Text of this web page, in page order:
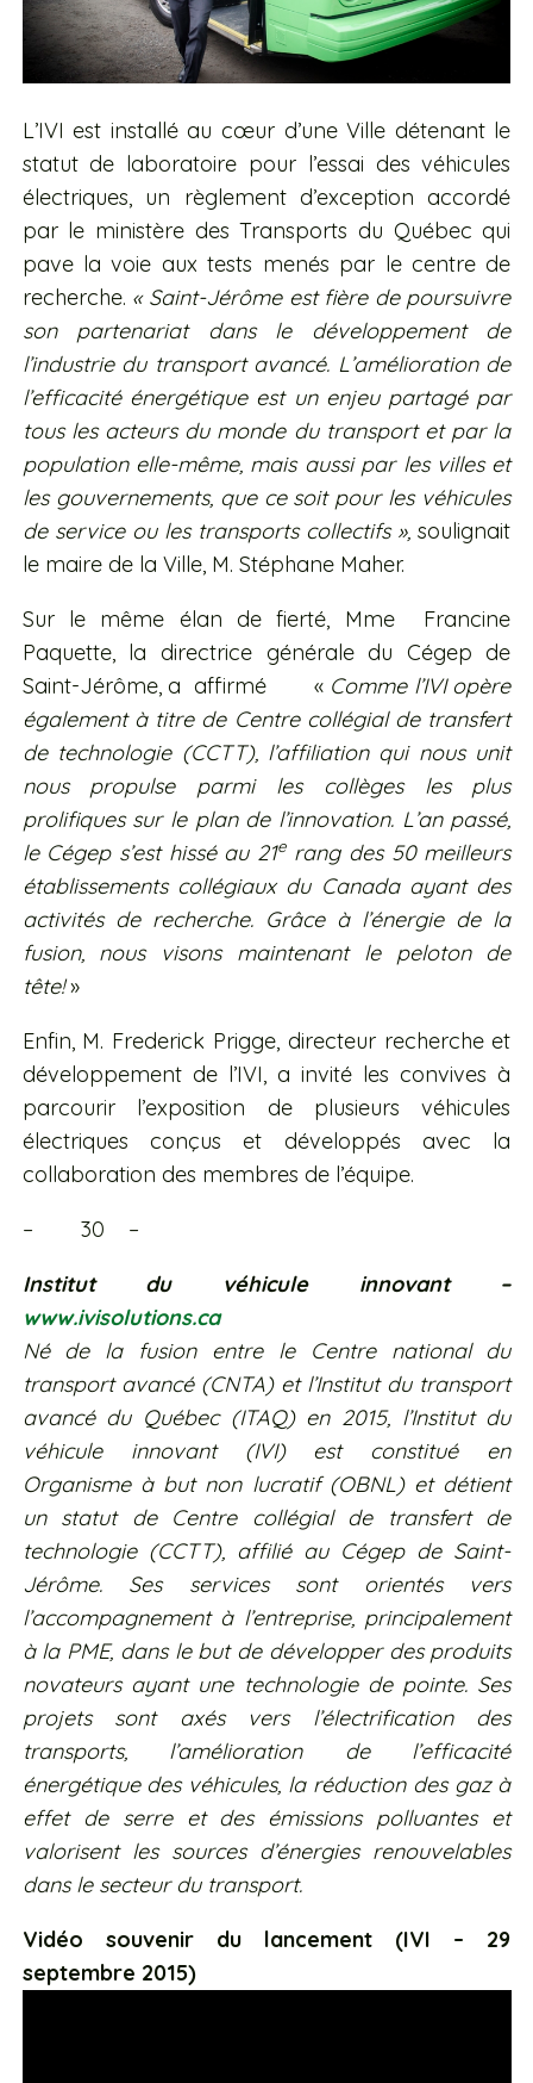
L’IVI est installé au cœur d’une Ville détenant le
statut de laboratoire pour l’essai des véhicules
électriques, un règlement d’exception accordé
par le ministère des Transports du Québec qui
pave la voie aux tests menés par le centre de
recherche. « Saint-Jérôme est fière de poursuivre
son partenariat dans le développement de
l’industrie du transport avancé. L’amélioration de
l’efficacité énergétique est un enjeu partagé par
tous les acteurs du monde du transport et par la
population elle-même, mais aussi par les villes et
les gouvernements, que ce soit pour les véhicules
de service ou les transports collectifs »,soulignait
le maire de la Ville, M. Stéphane Maher.
Sur le même élan de fierté, Mme Francine
Paquette, la directrice générale du Cégep de
Saint-Jérôme, a affirmé « Comme l’IVI opère
également à titre de Centre collégial de transfert
de technologie (CCTT), l’affiliation qui nous unit
nous propulse parmi les collèges les plus
prolifiques sur le plan de l’innovation. L’an passé,
le Cégep s’est hissé au 21erang des 50 meilleurs
établissements collégiaux du Canada ayant des
activités de recherche. Grâce à l’énergie de la
fusion, nous visons maintenant le peloton de
tête!»
Enfin, M. Frederick Prigge, directeur recherche et
développement de l’IVI, a invité les convives à
parcourir l’exposition de plusieurs véhicules
électriques conçus et développés avec la
collaboration des membres de l’équipe.
– 30 –
Institut du véhicule innovant –
www.ivisolutions.ca
Né de la fusion entre leCentre national du
transport avancé (CNTA) et l’Institut du transport
avancé du Québec (ITAQ) en 2015, l’Institut du
véhicule innovant (IVI) est constitué en
Organisme à but non lucratif (OBNL) et détient
un statut de Centre collégial de transfert de
technologie (CCTT), affilié au Cégep de Saint-
Jérôme. Ses services sont orientés vers
l’accompagnement à l’entreprise, principalement
à la PME, dans le but de développer des produits
novateurs ayant une technologie de pointe. Ses
projets sont axés vers l’électrification des
transports, l’amélioration de l’efficacité
énergétique des véhicules, la réduction des gaz à
effet de serre et des émissions polluantes et
valorisent les sources d’énergies renouvelables
dans le secteur du transport.
Vidéo souvenir du lancement (IVI – 29
septembre 2015)